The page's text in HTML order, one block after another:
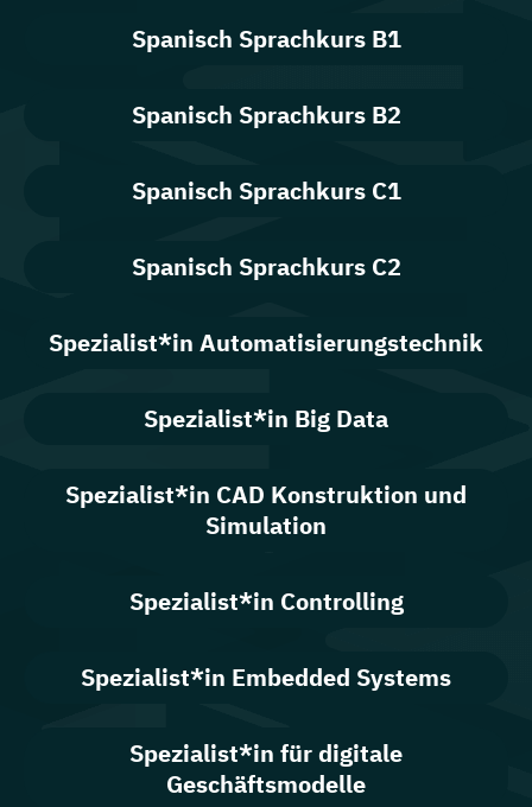
Spanisch Sprachkurs B1
Spanisch Sprachkurs B2
Spanisch Sprachkurs C1
Spanisch Sprachkurs C2
Spezialist*in Automatisierungstechnik
Spezialist*in Big Data
Spezialist*in CAD Konstruktion und
Simulation
Spezialist*in Controlling
Spezialist*in Embedded Systems
Spezialist*in für digitale
Geschäftsmodelle